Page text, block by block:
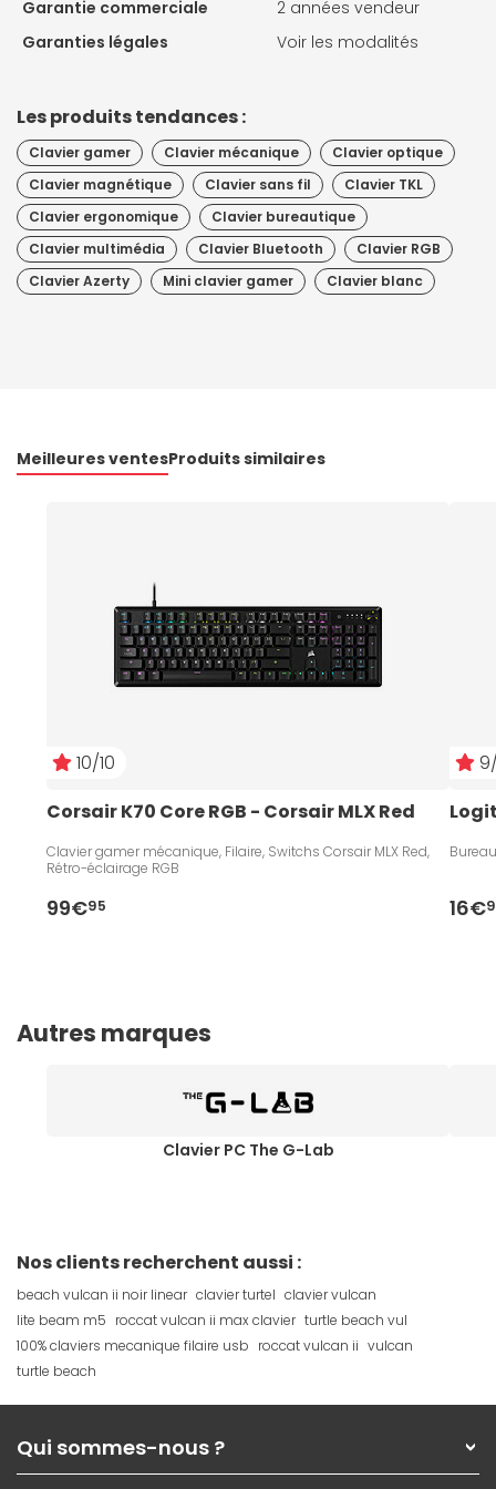
Garantie commerciale
2 années vendeur
Garanties légales
Voir les modalités
Les produits tendances :
Clavier gamer Clavier mécanique
Clavier optique
Clavier magnétique
Clavier sans fil
Clavier TKL
Clavier ergonomique
Clavier bureautique
Clavier multimédia
Clavier Bluetooth
Clavier RGB
Clavier Azerty
Mini clavier gamer Clavier blanc
Meilleures ventesProduits similaires
10/10
Corsair K70 Core RGB - Corsair MLX Red
Clavier gamer mécanique, Filaire, Switchs Corsair MLX Red,
Rétro-éclairage RGB
99€95 16€
Autres marques
Clavier PC The G-Lab
Nos clients recherchent aussi :
beach vulcan ii noir linear clavier turtel clavier vulcan
lite beam m5 roccat vulcan ii max clavier turtle beach vul
100% claviers mecanique filaire usb roccat vulcan ii vulcan
turtle beach
Qui sommes-nous ?